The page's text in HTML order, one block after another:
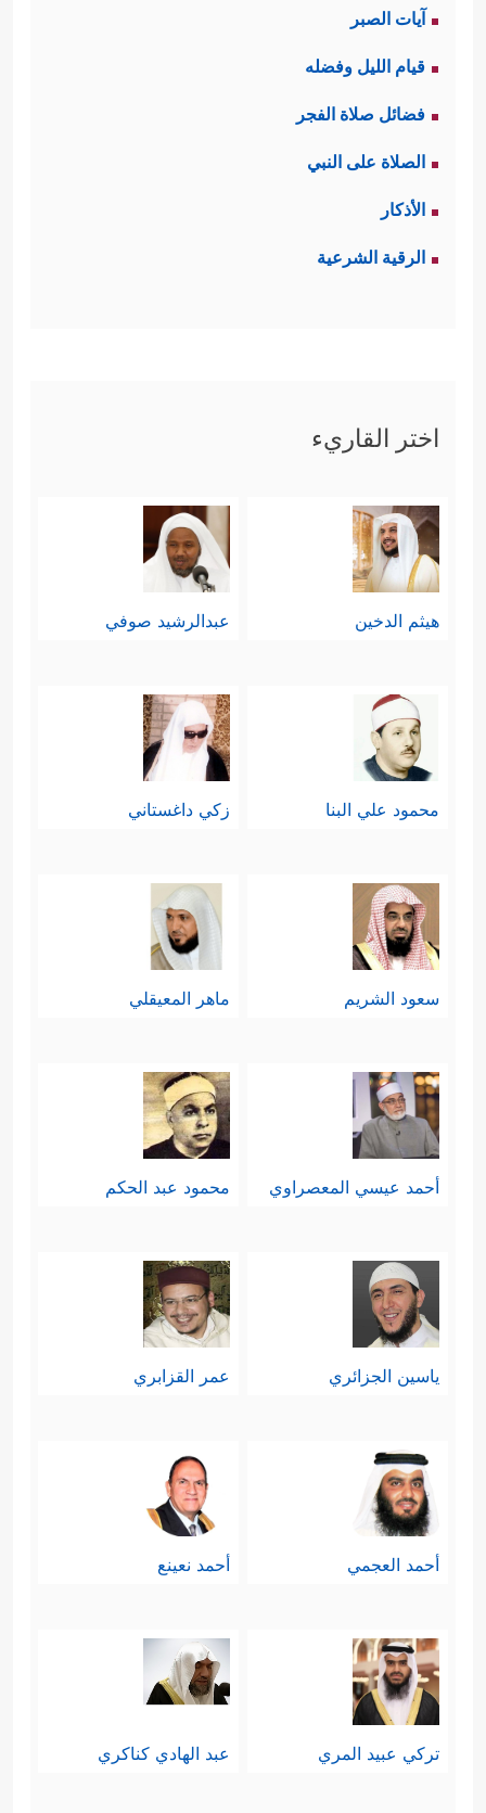
آيات الصبر
قيام الليل وفضله
فضائل صلاة الفجر
الصلاة على النبي
الأذكار
الرقية الشرعية
اختر القاريء
هيثم الدخين عبدالرشيد صوفي
محمود علي البنا زكي داغستاني
سعود الشريم ماهر المعيقلي
أحمد عيسي المعصراوي محمود عبد الحكم
ياسين الجزائري عمر القزابري
أحمد العجمي أحمد نعينع
تركي عبيد المري عبد الهادي كناكري